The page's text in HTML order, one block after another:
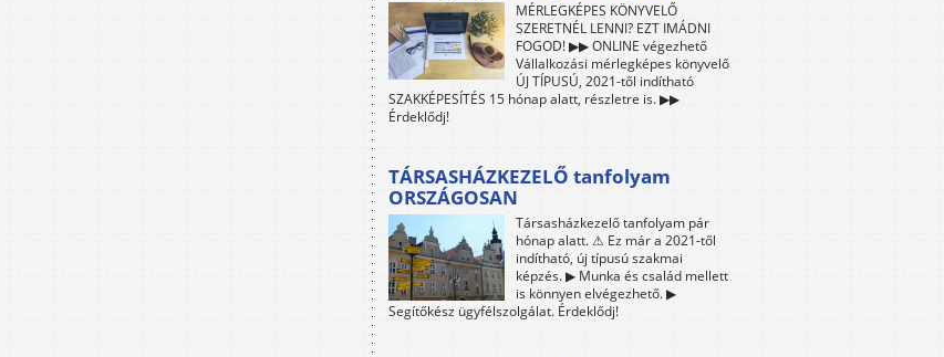
MÉRLEGKÉPES KÖNYVELŐ
SZERETNÉL LENNI? EZT IMÁDNI
FOGOD! ▶▶ ONLINE végezhető
Vállalkozási mérlegképes könyvelő
ÚJ TÍPUSÚ, 2021-től indítható
SZAKKÉPESÍTÉS 15 hónap alatt, részletre is. ▶▶
Érdeklődj!
TÁRSASHÁZKEZELŐ tanfolyam
ORSZÁGOSAN
Társasházkezelő tanfolyam pár
hónap alatt. ⚠ Ez már a 2021-től
indítható, új típusú szakmai
képzés. ▶ Munka és család mellett
is könnyen elvégezhető. ▶
Segítőkész ügyfélszolgálat. Érdeklődj!